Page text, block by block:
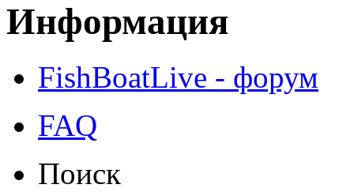
Информация
FishBoatLive - форум
FAQ
Поиск